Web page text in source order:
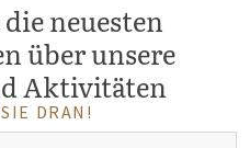
neuesten
über unsere
Aktivitäten
DRAN!